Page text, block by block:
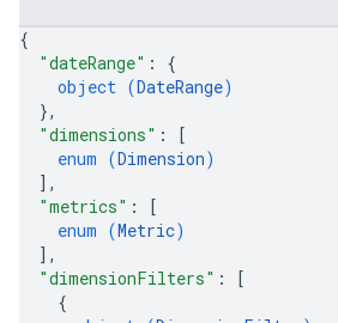
{
"dateRange" : {
object (DateRange)
},
"dimensions" :
[
enum (Dimension)
] ,
"metrics" :
[
enum (Metric)
] ,
"dimensionFilters" :
[
{